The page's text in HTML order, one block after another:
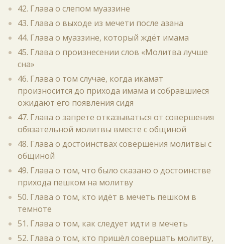
42. Глава о слепом муаззине
43. Глава о выходе из мечети после азана
44. Глава о муаззине, который ждёт имама
45. Глава о произнесении слов «Молитва лучше
сна»
46. Глава о том случае, когда икамат
произносится до прихода имама и собравшиеся
ожидают его появления сидя
47. Глава о запрете отказываться от совершения
обязательной молитвы вместе с общиной
48. Глава о достоинствах совершения молитвы с
общиной
49. Глава о том, что было сказано о достоинстве
прихода пешком на молитву
50. Глава о том, кто идёт в мечеть пешком в
темноте
51. Глава о том, как следует идти в мечеть
52. Глава о том, кто пришёл совершать молитву,